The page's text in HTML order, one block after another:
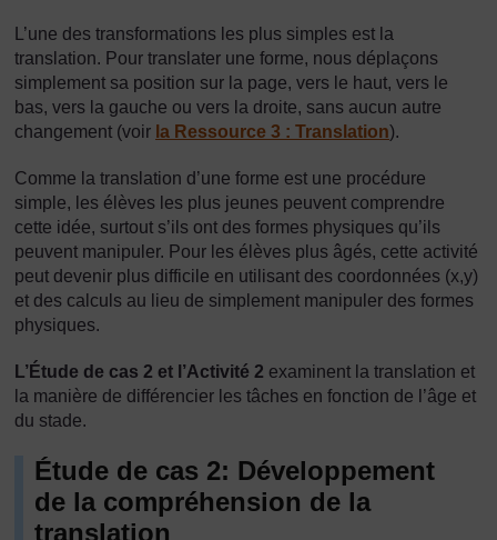
L’une des transformations les plus simples est la
translation. Pour translater une forme, nous déplaçons
simplement sa position sur la page, vers le haut, vers le
bas, vers la gauche ou vers la droite, sans aucun autre
changement (voir la Ressource 3 : Translation).
Comme la translation d’une forme est une procédure
simple, les élèves les plus jeunes peuvent comprendre
cette idée, surtout s’ils ont des formes physiques qu’ils
peuvent manipuler. Pour les élèves plus âgés, cette activité
peut devenir plus difficile en utilisant des coordonnées (x,y)
et des calculs au lieu de simplement manipuler des formes
physiques.
L’Étude de cas 2 et l’Activité 2 examinent la translation et
la manière de différencier les tâches en fonction de l’âge et
du stade.
Étude de cas 2: Développement
de la compréhension de la
translation